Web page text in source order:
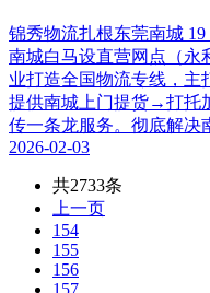
锦秀物流扎根东莞南城
南城白马设直营网点（永
业打造全国物流专线，主
提供南城上门提货→打
传一条龙服务。彻底解
2026-02-03
共2733条
上一页
154
155
156
157